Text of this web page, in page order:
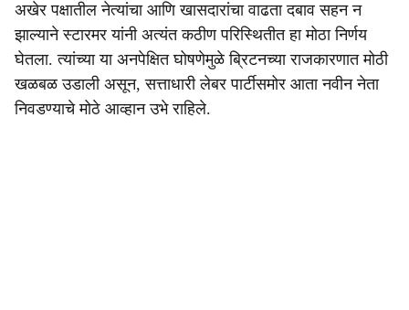
अखेर पक्षातील नेत्यांचा आणि खासदारांचा वाढता दबाव सहन न
झाल्याने स्टारमर यांनी अत्यंत कठीण परिस्थितीत हा मोठा निर्णय
घेतला. त्यांच्या या अनपेक्षित घोषणेमुळे ब्रिटनच्या राजकारणात मोठी
खळबळ उडाली असून, सत्ताधारी लेबर पार्टीसमोर आता नवीन नेता
निवडण्याचे मोठे आव्हान उभे राहिले.